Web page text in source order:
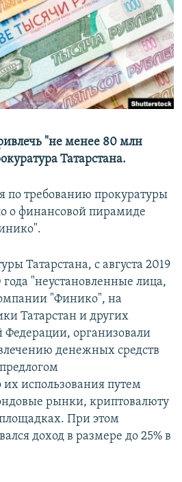
"не менее 80 млн
Татарстана.
по требованию прокуратуры
о финансовой пирамиде
Татарстана, с августа 2019
года "неустановленные лица,
"Финико", на
Татарстан и других
Федерации, организовали
денежных средств
использования путем
рынки, криптовалюту
При этом
доход в размере до 25% в